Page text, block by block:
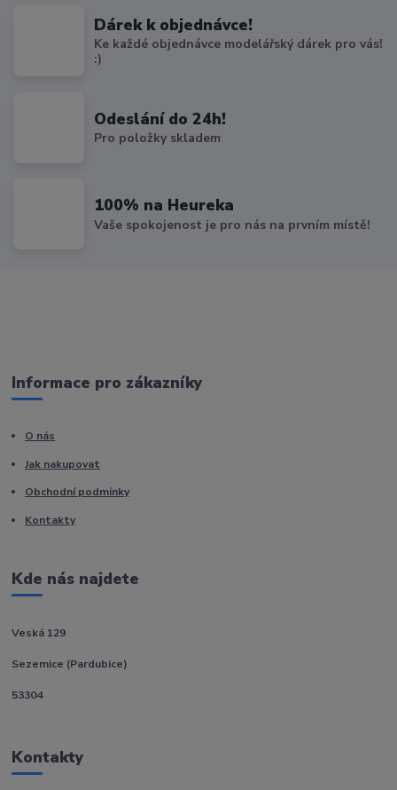
Dárek k objednávce!
Ke každé objednávce modelářský dárek pro vás!
:)
Odeslání do 24h!
Pro položky skladem
100% na Heureka
Vaše spokojenost je pro nás na prvním místě!
Informace pro zákazníky
O nás
Jak nakupovat
Obchodní podmínky
Kontakty
Kde nás najdete
Veská 129
Sezemice (Pardubice)
53304
Kontakty